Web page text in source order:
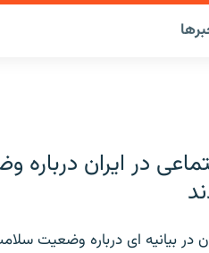
در ايران
در بيانيه اى درباره وضعيت